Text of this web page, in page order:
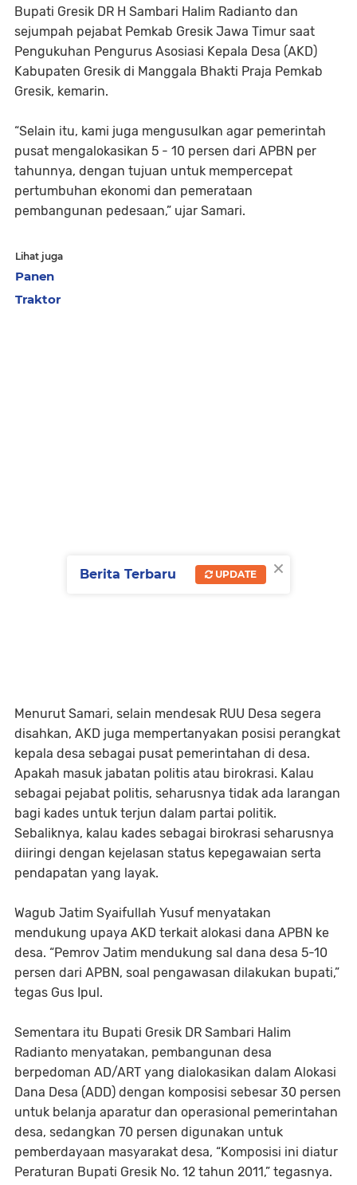
Bupati Gresik DR H Sambari Halim Radianto dan
sejumpah pejabat Pemkab Gresik Jawa Timur saat
Pengukuhan Pengurus Asosiasi Kepala Desa (AKD)
Kabupaten Gresik di Manggala Bhakti Praja Pemkab
Gresik, kemarin.
“Selain itu, kami juga mengusulkan agar pemerintah
pusat mengalokasikan 5 - 10 persen dari APBN per
tahunnya, dengan tujuan untuk mempercepat
pertumbuhan ekonomi dan pemerataan
pembangunan pedesaan,” ujar Samari.
Lihat juga
Panen
Traktor
Menurut Samari, selain mendesak RUU Desa segera
disahkan, AKD juga mempertanyakan posisi perangkat
kepala desa sebagai pusat pemerintahan di desa.
Apakah masuk jabatan politis atau birokrasi. Kalau
sebagai pejabat politis, seharusnya tidak ada larangan
bagi kades untuk terjun dalam partai politik.
Sebaliknya, kalau kades sebagai birokrasi seharusnya
diiringi dengan kejelasan status kepegawaian serta
pendapatan yang layak.
Wagub Jatim Syaifullah Yusuf menyatakan
mendukung upaya AKD terkait alokasi dana APBN ke
desa. “Pemrov Jatim mendukung sal dana desa 5-10
persen dari APBN, soal pengawasan dilakukan bupati,”
tegas Gus Ipul.
Sementara itu Bupati Gresik DR Sambari Halim
Radianto menyatakan, pembangunan desa
berpedoman AD/ART yang dialokasikan dalam Alokasi
Dana Desa (ADD) dengan komposisi sebesar 30 persen
untuk belanja aparatur dan operasional pemerintahan
desa, sedangkan 70 persen digunakan untuk
pemberdayaan masyarakat desa, “Komposisi ini diatur
Peraturan Bupati Gresik No. 12 tahun 2011,” tegasnya.
×
Berita Terbaru UPDATE